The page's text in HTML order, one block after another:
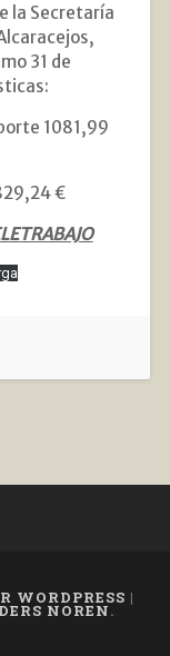
la Secretaría
31 de
1081,99
€
WORDPRESS |
NOREN.